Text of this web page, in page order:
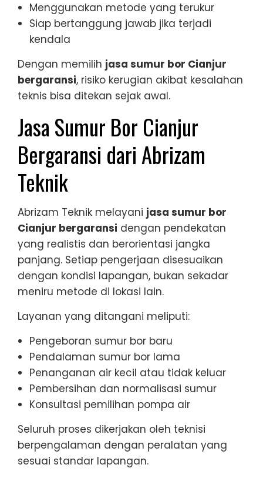
Menggunakan metode yang terukur
Siap bertanggung jawab jika terjadi
kendala
Dengan memilih jasa sumur bor Cianjur
bergaransi, risiko kerugian akibat kesalahan
teknis bisa ditekan sejak awal.
Jasa Sumur Bor Cianjur
Bergaransi dari Abrizam
Teknik
Abrizam Teknik melayani jasa sumur bor
Cianjur bergaransi dengan pendekatan
yang realistis dan berorientasi jangka
panjang. Setiap pengerjaan disesuaikan
dengan kondisi lapangan, bukan sekadar
meniru metode di lokasi lain.
Layanan yang ditangani meliputi:
Pengeboran sumur bor baru
Pendalaman sumur bor lama
Penanganan air kecil atau tidak keluar
Pembersihan dan normalisasi sumur
Konsultasi pemilihan pompa air
Seluruh proses dikerjakan oleh teknisi
berpengalaman dengan peralatan yang
sesuai standar lapangan.